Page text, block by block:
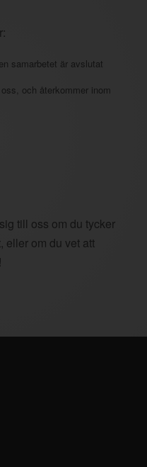
samarbetet är avslutat
och återkommer inom
till oss om du tycker
eller om du vet att